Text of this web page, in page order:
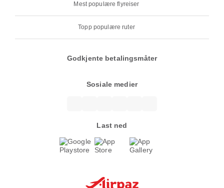
Mest populære flyreiser
Topp populære ruter
Godkjente betalingsmåter
Sosiale medier
Last ned